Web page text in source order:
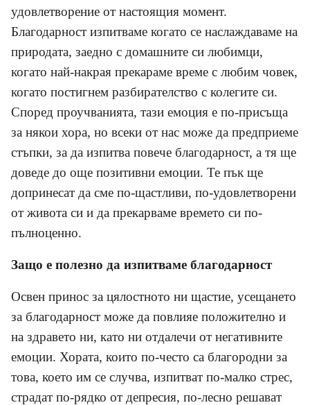
удовлетворение от настоящия момент.
Благодарност изпитваме когато се наслаждаваме на
природата, заедно с домашните си любимци,
когато най-накрая прекараме време с любим човек,
когато постигнем разбирателство с колегите си.
Според проучванията, тази емоция е по-присъща
за някои хора, но всеки от нас може да предприеме
стъпки, за да изпитва повече благодарност, а тя ще
доведе до още позитивни емоции. Те пък ще
допринесат да сме по-щастливи, по-удовлетворени
от живота си и да прекарваме времето си по-
пълноценно.
Защо е полезно да изпитваме благодарност
Освен принос за цялостното ни щастие, усещането
за благодарност може да повлияе положително и
на здравето ни, като ни отдалечи от негативните
емоции. Хората, които по-често са благородни за
това, което им се случва, изпитват по-малко стрес,
страдат по-рядко от депресия, по-лесно решават